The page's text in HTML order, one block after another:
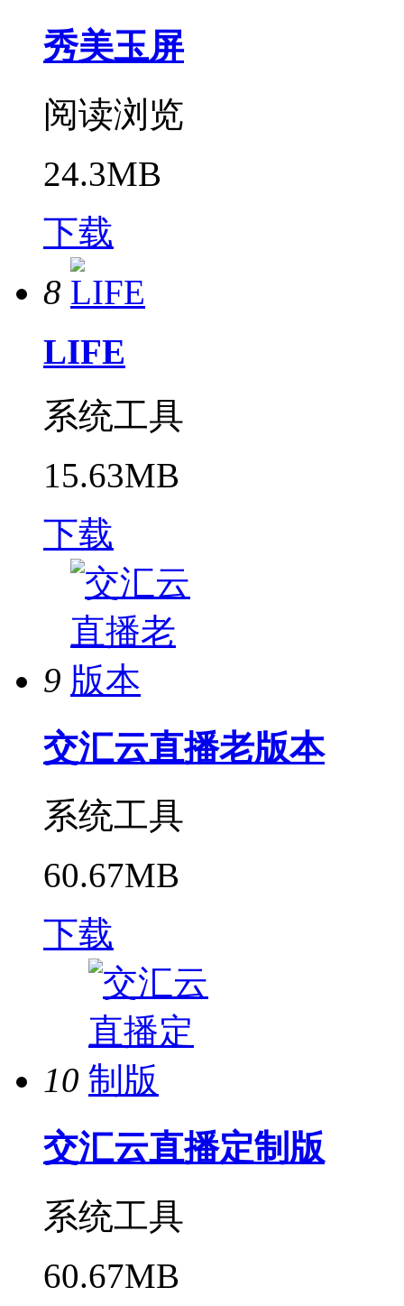
秀美玉屏
阅读浏览
24.3MB
下载
8
LIFE
系统工具
15.63MB
下载
9
交汇云直播老版本
系统工具
60.67MB
下载
10
交汇云直播定制版
系统工具
60.67MB